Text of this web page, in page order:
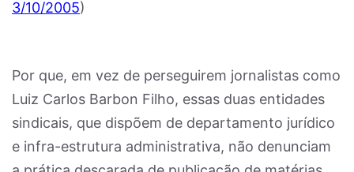
3/10/2005)
Por que, em vez de perseguirem jornalistas como
Luiz Carlos Barbon Filho, essas duas entidades
sindicais, que dispõem de departamento jurídico
e infra-estrutura administrativa, não denunciam